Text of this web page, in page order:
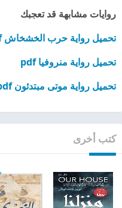
روايات مشابهة قد تعجبك
تحميل رواية حرب الخشخاش pdf
تحميل رواية منروفيا pdf
تحميل رواية موتى مبتدئون pdf
كتب أخرى